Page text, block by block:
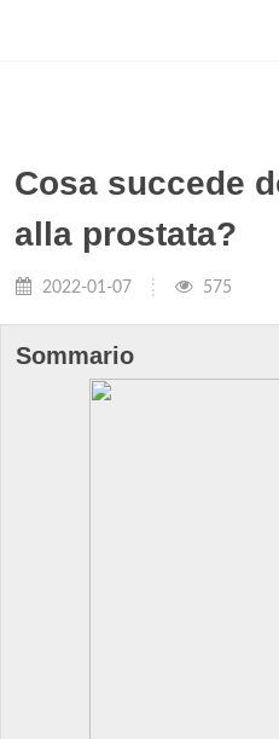
Cosa succede
alla prostata?
2022-01-07 575
Sommario